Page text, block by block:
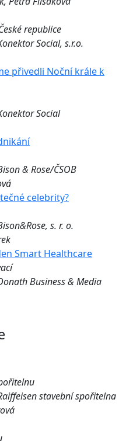
republice
Social, s.r.o.
přivedli Noční krále k
Social
& Rose/ČSOB
celebrity?
s. r. o.
Smart Healthcare
Business & Media
stavební spořitelna